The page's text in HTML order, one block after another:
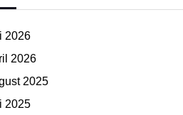
2026
2026
2025
2025